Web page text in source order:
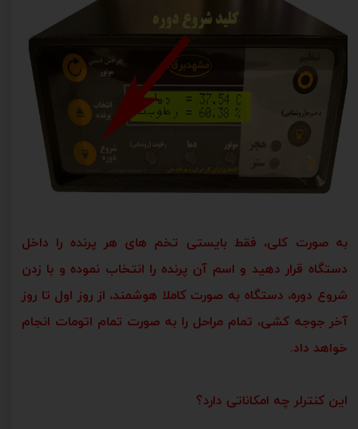
به صورت کلی، فقط بایستی تخم های هر پرنده را داخل
دستگاه قرار دهید و اسم آن پرنده را انتخاب نموده و با زدن
شروع دوره، دستگاه به صورت کاملا هوشمند، از روز اول تا روز
آخر جوجه کشی، تمام مراحل را به صورت تمام اتومات انجام
خواهد داد.
این کنترلر چه امکاناتی دارد؟